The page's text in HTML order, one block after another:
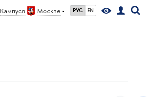
Кампус в Москве РУС EN